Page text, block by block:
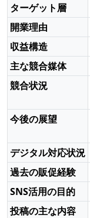
ターゲット層
開業理由
収益構造
主な競合媒体
競合状況
今後の展望
デジタル対応状況
過去の販促経験
SNS活用の目的
投稿の主な内容